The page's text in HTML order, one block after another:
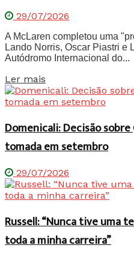
29/07/2026
A McLaren completou uma
Lando Norris, Oscar Piastri e
Autódromo Internacional do...
Ler mais
Domenicali: Decisão
tomada em setembro
29/07/2026
Russell: “Nunca tive uma
toda a minha carreira”